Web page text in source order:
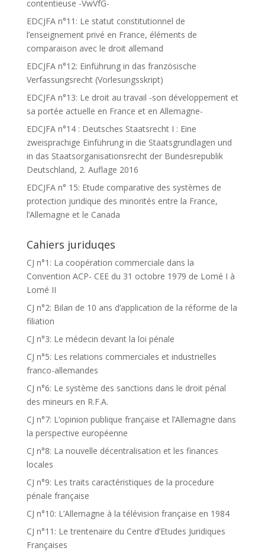
contentieuse -VwVfG-
EDCJFA n°11: Le statut constitutionnel de
l’enseignement privé en France, éléments de
comparaison avec le droit allemand
EDCJFA n°12: Einführung in das französische
Verfassungsrecht (Vorlesungsskript)
EDCJFA n°13: Le droit au travail -son développement et
sa portée actuelle en France et en Allemagne-
EDCJFA n°14 : Deutsches Staatsrecht I : Eine
zweisprachige Einführung in die Staatsgrundlagen und
in das Staatsorganisationsrecht der Bundesrepublik
Deutschland, 2. Auflage 2016
EDCJFA n° 15: Etude comparative des systèmes de
protection juridique des minorités entre la France,
l’Allemagne et le Canada
Cahiers juriduqes
CJ n°1: La coopération commerciale dans la
Convention ACP- CEE du 31 octobre 1979 de Lomé I à
Lomé II
CJ n°2: Bilan de 10 ans d’application de la réforme de la
filiation
CJ n°3: Le médecin devant la loi pénale
CJ n°5: Les relations commerciales et industrielles
franco-allemandes
CJ n°6: Le système des sanctions dans le droit pénal
des mineurs en R.F.A.
CJ n°7: L’opinion publique française et l’Allemagne dans
la perspective européenne
CJ n°8: La nouvelle décentralisation et les finances
locales
CJ n°9: Les traits caractéristiques de la procedure
pénale française
CJ n°10: L’Allemagne à la télévision française en 1984
CJ n°11: Le trentenaire du Centre d’Etudes Juridiques
Françaises